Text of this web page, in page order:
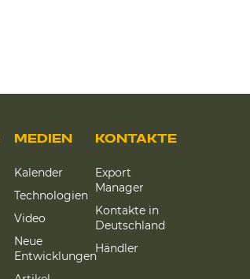
MEDIEN
Kalender
Technologien
Video
Neue
Entwicklungen
KONTAKTE
Export
Manager
Kontakte in
Deutschland
Händler